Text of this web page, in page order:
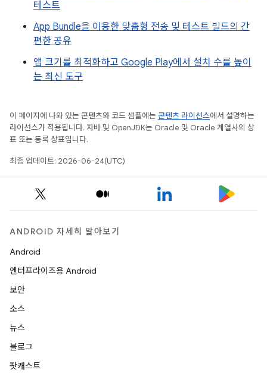
테스트
App Bundle을 이용한 맞춤형 전송 및 테스트 빌드의 간
편한 공유
앱 크기를 최적화하고 Google Play에서 설치 수를 높이
는 최신 도구
이 페이지에 나와 있는 콘텐츠와 코드 샘플에는 콘텐츠 라이선스에서 설명하는
라이선스가 적용됩니다. 자바 및 OpenJDK는 Oracle 및 Oracle 계열사의 상
표 또는 등록 상표입니다.
최종 업데이트: 2026-06-24(UTC)
ANDROID 자세히 알아보기
Android
엔터프라이즈용 Android
보안
소스
뉴스
블로그
팟캐스트